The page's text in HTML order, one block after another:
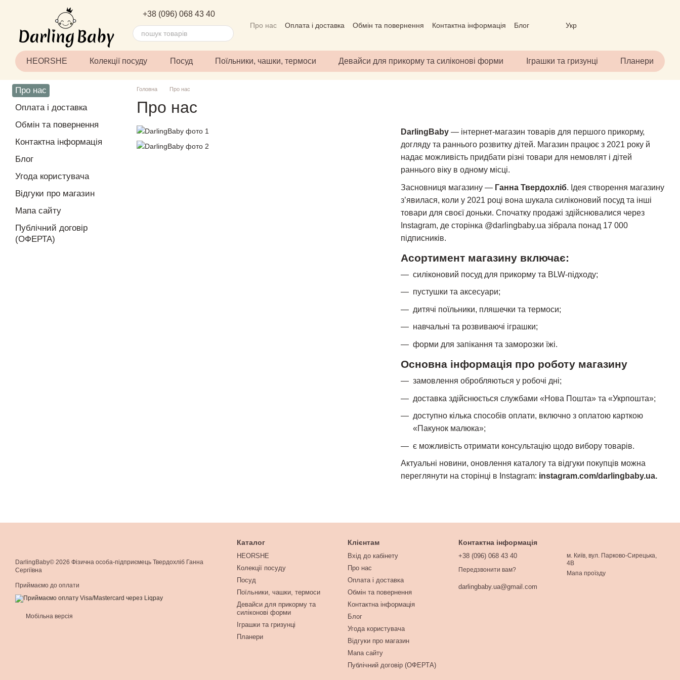
Перейти до основного контенту
+38 (096) 068 43 40
Про нас Оплата і доставка Обмін та повернення Контактна інформація
Блог
Укр
HEORSHE Колекції посуду Посуд Поїльники, чашки, термоси Девайси для прикорму та силіконові форми Іграшки та гризунці Планери
Головна Про нас
Про нас
DarlingBaby — інтернет-магазин товарів для першого прикорму,
догляду та раннього розвитку дітей. Магазин працює з 2021 року й
надає можливість придбати різні товари для немовлят і дітей
раннього віку в одному місці.
Засновниця магазину — Ганна Твердохліб. Ідея створення магазину
з’явилася, коли у 2021 році вона шукала силіконовий посуд та інші
товари для своєї доньки. Спочатку продажі здійснювалися через
Instagram, де сторінка @darlingbaby.ua зібрала понад 17 000
підписників.
Асортимент магазину включає:
силіконовий посуд для прикорму та BLW-підходу;
пустушки та аксесуари;
дитячі поїльники, пляшечки та термоси;
навчальні та розвиваючі іграшки;
форми для запікання та заморозки їжі.
Основна інформація про роботу магазину
замовлення обробляються у робочі дні;
доставка здійснюється службами «Нова Пошта» та «Укрпошта»;
доступно кілька способів оплати, включно з оплатою карткою
«Пакунок малюка»;
є можливість отримати консультацію щодо вибору товарів.
Актуальні новини, оновлення каталогу та відгуки покупців можна
переглянути на сторінці в Instagram: instagram.com/darlingbaby.ua.
Про нас
Оплата і доставка
Обмін та повернення
Контактна інформація
Блог
Угода користувача
Відгуки про магазин
Мапа сайту
Публічний договір
(ОФЕРТА)
DarlingBaby© 2026 Фізична особа-підприємець Твердохліб Ганна
Сергіївна
Приймаємо до оплати
Мобільна версія
Каталог
HEORSHE
Колекції посуду
Посуд
Поїльники, чашки, термоси
Девайси для прикорму та
силіконові форми
Іграшки та гризунці
Планери
Клієнтам
Вхід до кабінету
Про нас
Оплата і доставка
Обмін та повернення
Контактна інформація
Блог
Угода користувача
Відгуки про магазин
Мапа сайту
Публічний договір (ОФЕРТА)
Контактна інформація
+38 (096) 068 43 40
Передзвонити вам?
darlingbaby.ua@gmail.com
м. Київ, вул. Парково-Сирецька,
4В
Мапа проїзду